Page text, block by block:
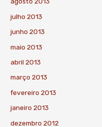
julho 2013
junho 2013
maio 2013
abril 2013
março 2013
fevereiro 2013
janeiro 2013
dezembro 2012